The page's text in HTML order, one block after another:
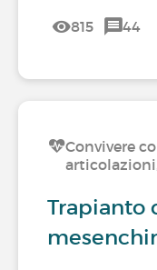
815 44
Convivere
Trapianto